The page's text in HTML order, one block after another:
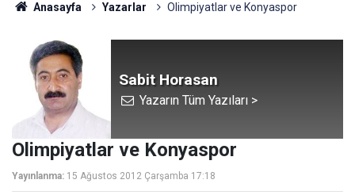
Anasayfa Yazarlar Olimpiyatlar ve Konyaspor
Sabit Horasan
Yazarın Tüm Yazıları >
Olimpiyatlar ve Konyaspor
Yayınlanma: 15 Ağustos 2012 Çarşamba 17:18